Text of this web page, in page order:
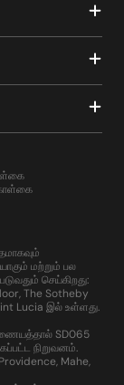
மற்றும் பல
செய்கிறது:
The Sotheby
Lucia இல் உள்ளது.
SD065
நிறுவனம்.
Mahe,